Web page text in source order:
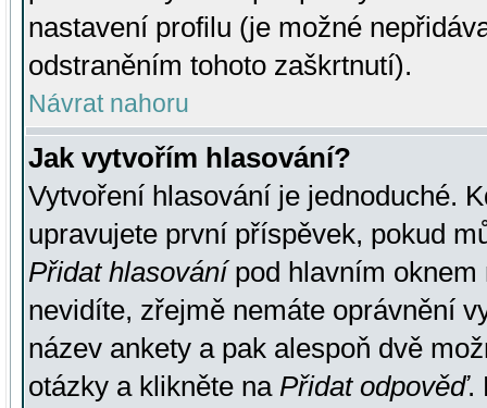
nastavení profilu (je možné
odstraněním tohoto zaškrtnutí).
Návrat nahoru
Jak vytvořím hlasování?
Vytvoření hlasování je jednoduché.
upravujete první příspěvek, pokud
Přidat hlasovánípod hlavním oknem
nevidíte, zřejmě nemáte oprávnění
název ankety a pak alespoň dvě
otázky a klikněte na Přidat odpověď.